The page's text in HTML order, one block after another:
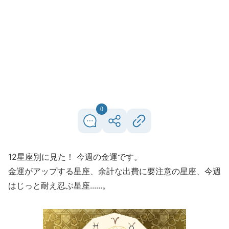
0
12星座別に見た！ 今週の金運です。
金運がアップする星座、余計な出費に要注意の星座、今週
はじっと耐え忍ぶ星座......。